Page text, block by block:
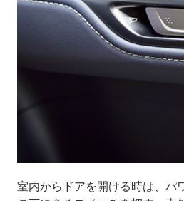
室内からドアを開ける時は、パ